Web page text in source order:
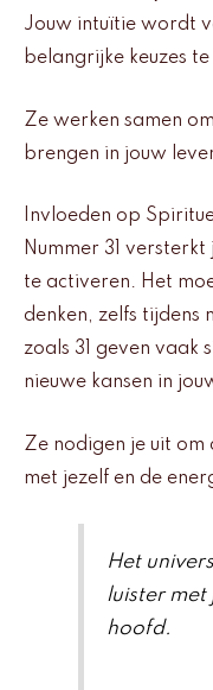
Jouw intuïtie wordt
belangrijke keuzes te
Ze werken samen
brengen in jouw
Invloeden op
Nummer 31 versterkt
te activeren. Het
denken, zelfs tijdens
zoals 31 geven vaak
nieuwe kansen in
Ze nodigen je uit
met jezelf en de
Het
luister met
hoofd.